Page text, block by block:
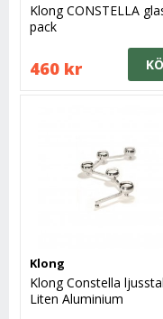
Klong CONSTELLA
pack
460 kr
Klong
Klong Constella
Liten Aluminium